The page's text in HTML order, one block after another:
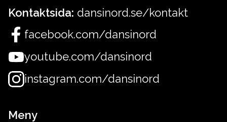
Kontaktsida: dansinord.se/kontakt
facebook.com/dansinord
youtube.com/dansinord
instagram.com/dansinord
Meny